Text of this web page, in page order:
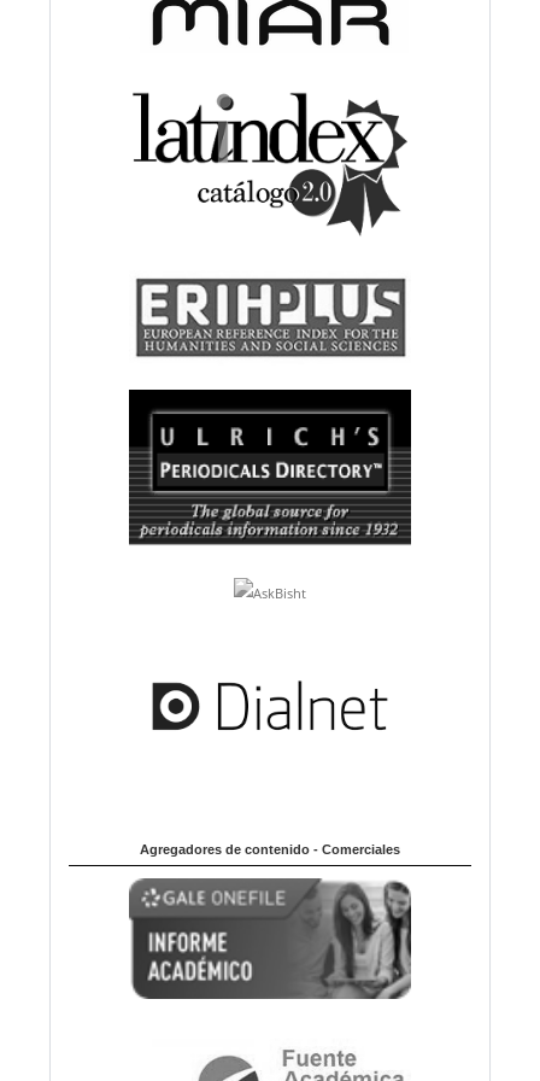
Agregadores de contenido - Comerciales